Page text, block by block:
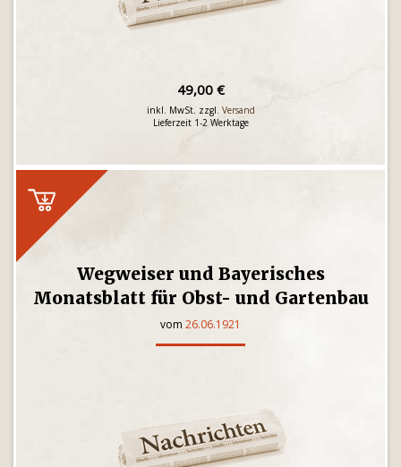
49,00 €
inkl. MwSt. zzgl. Versand
Lieferzeit 1-2 Werktage
Wegweiser und Bayerisches
Monatsblatt für Obst- und Gartenbau
vom 26.06.1921